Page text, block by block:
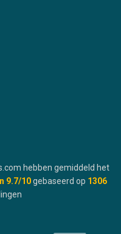
hebben gemiddeld het
9.7/10 gebaseerd op 1306